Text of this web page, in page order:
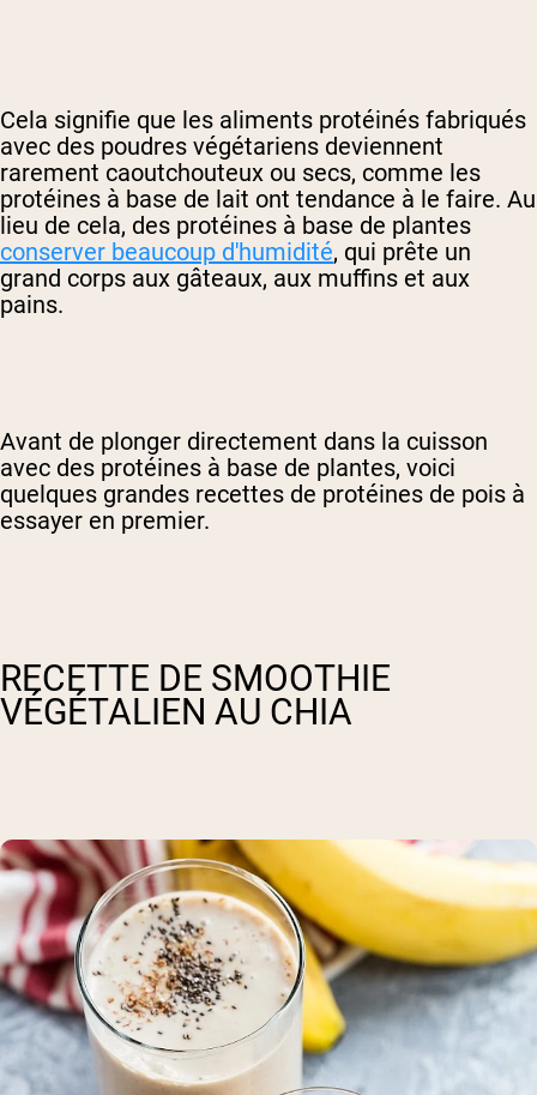
Cela signifie que les aliments protéinés fabriqués
avec des poudres végétariens deviennent
rarement caoutchouteux ou secs, comme les
protéines à base de lait ont tendance à le faire. Au
lieu de cela, des protéines à base de plantes
conserver beaucoup d'humidité, qui prête un
grand corps aux gâteaux, aux muffins et aux
pains.
Avant de plonger directement dans la cuisson
avec des protéines à base de plantes, voici
quelques grandes recettes de protéines de pois à
essayer en premier.
RECETTE DE SMOOTHIE
VÉGÉTALIEN AU CHIA